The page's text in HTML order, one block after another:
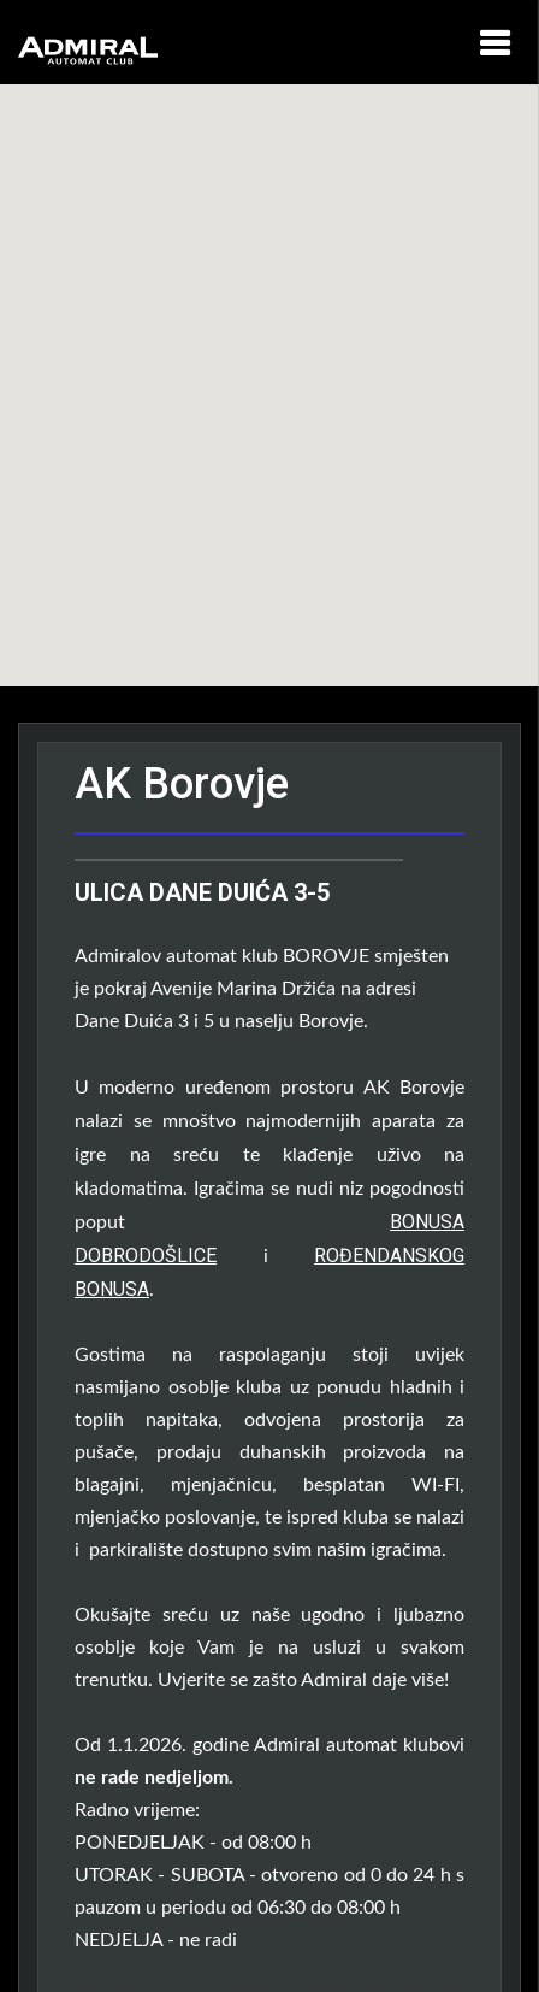
AK Borovje
ULICA DANE DUIĆA 3-5
Admiralov automat klub BOROVJE smješten
je pokraj Avenije Marina Držića na adresi
Dane Duića 3 i 5 u naselju Borovje.
U moderno uređenom prostoru AK Borovje
nalazi se mnoštvo najmodernijih aparata za
igre na sreću te klađenje uživo na
kladomatima. Igračima se nudi niz pogodnosti
poput BONUSA
DOBRODOŠLICE i ROĐENDANSKOG
BONUSA.
Gostima na raspolaganju stoji uvijek
nasmijano osoblje kluba uz ponudu hladnih i
toplih napitaka, odvojena prostorija za
pušače, prodaju duhanskih proizvoda na
blagajni, mjenjačnicu, besplatan WI-FI,
mjenjačko poslovanje, te ispred kluba se nalazi
i parkiralište dostupno svim našim igračima.
Okušajte sreću uz naše ugodno i ljubazno
osoblje koje Vam je na usluzi u svakom
trenutku. Uvjerite se zašto Admiral daje više!
Od 1.1.2026. godine Admiral automat klubovi
ne rade nedjeljom.
Radno vrijeme:
PONEDJELJAK - od 08:00 h
UTORAK - SUBOTA - otvoreno od 0 do 24 h s
pauzom u periodu od 06:30 do 08:00 h
NEDJELJA - ne radi